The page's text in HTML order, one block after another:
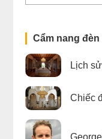
Cẩm nang
Lịch
Chiếc